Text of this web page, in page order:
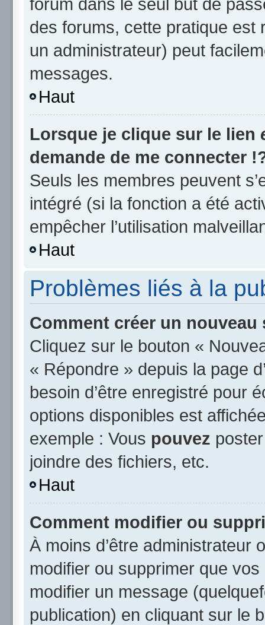
des forums, cette pratique est
un administrateur) peut
messages.
Haut
Lorsque je clique sur le lien
demande de me connecter
Seuls les membres peuvent
intégré (si la fonction a été
empêcher l’utilisation
Haut
Problèmes liés à la
Comment créer un
Cliquez sur le bouton «
« Répondre » depuis la page
besoin d’être enregistré pour
options disponibles est
exemple : Vous pouvez
joindre des fichiers, etc.
Haut
Comment modifier ou
À moins d’être administrateur
modifier ou supprimer que
modifier un message
publication) en cliquant sur le